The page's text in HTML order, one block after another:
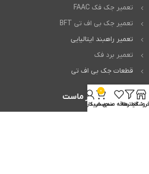
تعمیر جک فک FAAC
تعمیر جک بی اف تی BFT
تعمیر راهبند ایتالیایی
تعمیر برد فک
قطعات جک بی اف تی
اعتماد شما افتخار ماست
فروشگاهفیلترهاعلاقه مندی
0
سبد خرید
حساب کاربری من